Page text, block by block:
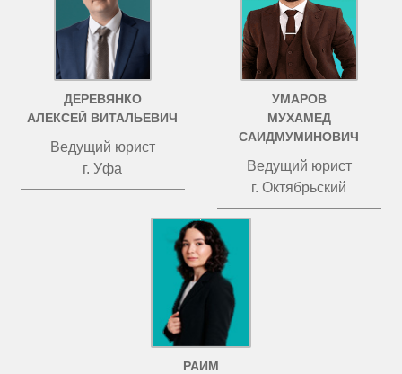
ДЕРЕВЯНКО
АЛЕКСЕЙ ВИТАЛЬЕВИЧ
Ведущий юрист
г. Уфа
УМАРОВ
МУХАМЕД
САИДМУМИНОВИЧ
Ведущий юрист
г. Октябрьский
РАИМ